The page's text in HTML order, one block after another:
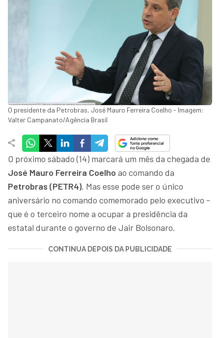
O presidente da Petrobras, José Mauro Ferreira Coelho - Imagem:
Valter Campanato/Agência Brasil
O próximo sábado (14) marcará um mês da chegada de
José Mauro Ferreira Coelho ao comando da
Petrobras (PETR4). Mas esse pode ser o único
aniversário no comando comemorado pelo executivo -
que é o terceiro nome a ocupar a presidência da
estatal durante o governo de Jair Bolsonaro.
CONTINUA DEPOIS DA PUBLICIDADE